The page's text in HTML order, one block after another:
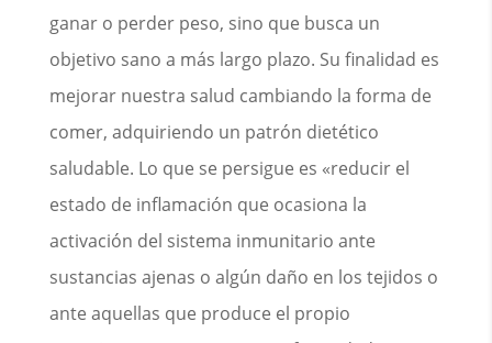
ganar o perder peso, sino que busca un
objetivo sano a más largo plazo. Su finalidad es
mejorar nuestra salud cambiando la forma de
comer, adquiriendo un patrón dietético
saludable. Lo que se persigue es «reducir el
estado de inflamación que ocasiona la
activación del sistema inmunitario ante
sustancias ajenas o algún daño en los tejidos o
ante aquellas que produce el propio